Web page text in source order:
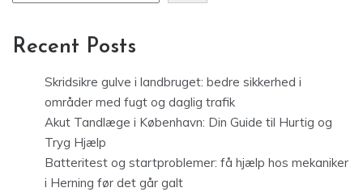
Recent Posts
Skridsikre gulve i landbruget: bedre sikkerhed i
områder med fugt og daglig trafik
Akut Tandlæge i København: Din Guide til Hurtig og
Tryg Hjælp
Batteritest og startproblemer: få hjælp hos mekaniker
i Herning før det går galt